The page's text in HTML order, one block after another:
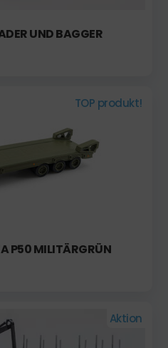
UND BAGGER
TOP produkt!
P50 MILITÄRGRÜN
Aktion